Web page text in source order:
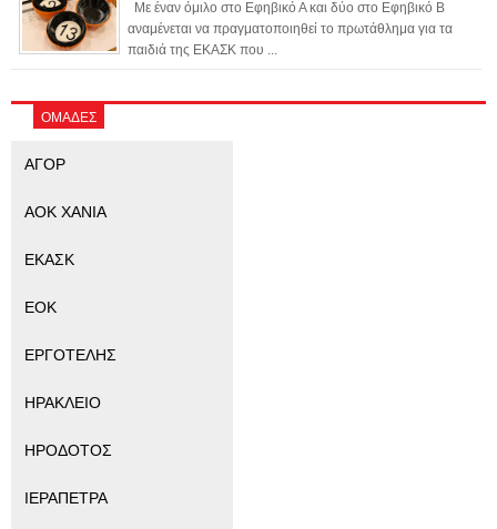
Με έναν όμιλο στο Εφηβικό Α και δύο στο Εφηβικό Β
αναμένεται να πραγματοποιηθεί το πρωτάθλημα για τα
παιδιά της ΕΚΑΣΚ που ...
ΟΜΑΔΕΣ
ΑΓΟΡ
ΑΟΚ ΧΑΝΙΑ
ΕΚΑΣΚ
ΕΟΚ
ΕΡΓΟΤΕΛΗΣ
ΗΡΑΚΛΕΙΟ
ΗΡΟΔΟΤΟΣ
ΙΕΡΑΠΕΤΡΑ